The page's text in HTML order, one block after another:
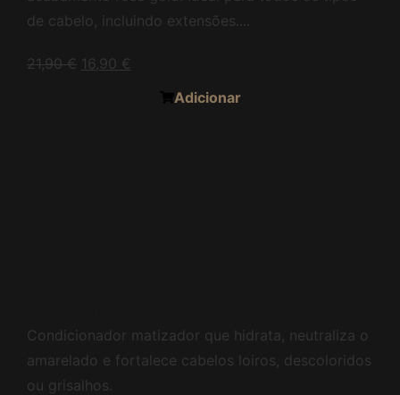
de cabelo, incluindo extensões....
21,90€ 16,90 €
Adicionar
Condicionador matizador que hidrata, neutraliza o
amarelado e fortalece cabelos loiros, descoloridos
ou grisalhos.